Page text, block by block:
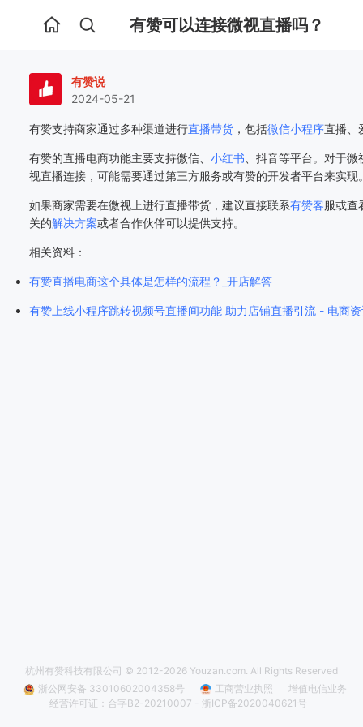
首
有赞可以连接微视直播吗？
有赞说
2024-05-21
有赞支持商家通过多种渠道进行直播带货 ，包括微信小程序直播、
有赞的直播电商功能主要支持微信、 小红书 、抖音等平台。对于
视直播连接，可能需要通过第三方服务或有赞的开发者平台来实现
如果商家需要在微视上进行直播带货，建议直接联系有赞客服或查
关的解决方案或者合作伙伴可以提供支持。
相关资料：
有赞直播电商这个具体是怎样的流程？_开店解答
有赞上线小程序跳转视频号直播间功能 助力店铺直播引流 - 电商
杭州有赞科技有限公司 © 2012-2026 Youzan.com. All Rights Reserved
浙公网安备 33010602004358号
工商营业执照
增值电信业务
经营许可证：合字B2-20210007 - 浙ICP备2020040621号